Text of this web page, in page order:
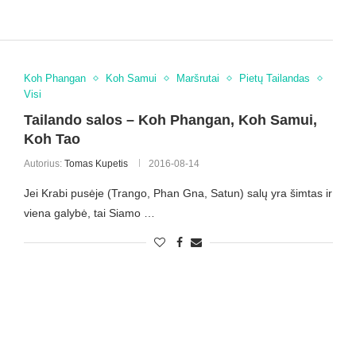
Koh Phangan Koh Samui Maršrutai
Pietų Tailandas
Visi
Tailando salos – Koh Phangan, Koh Samui,
Koh Tao
Autorius: Tomas Kupetis 2016-08-14
Jei Krabi pusėje (Trango, Phan Gna, Satun) salų yra šimtas ir
viena galybė, tai Siamo …